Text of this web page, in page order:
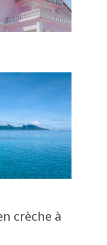
crèche à